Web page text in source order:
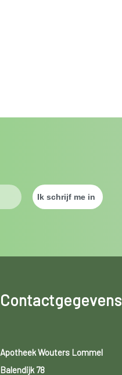
Contactgegevens
Apotheek Wouters Lommel
Balendijk 78